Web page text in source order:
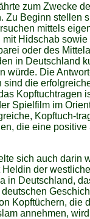
zum Zwecke
Zu Beginn stellen
mittels
Hidschab
oder des
in Deutschland
würde. Die
sind die
Kopftuchtragen
Spielfilm im
Kopftuch-
die eine
sich auch darin
der
in Deutschland,
Kopftüchern, die
annehmen,